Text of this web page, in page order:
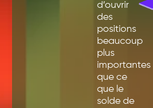
d’ouvrir
des
positions
beaucoup
plus
importantes
que ce
que le
solde de